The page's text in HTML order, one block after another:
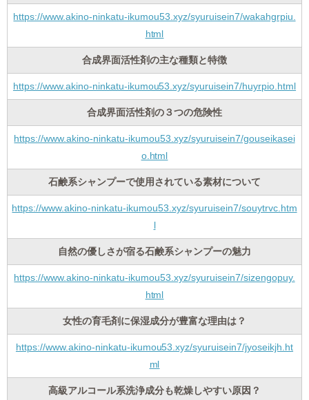
https://www.akino-ninkatu-ikumou53.xyz/syuruisein7/wakahgrpiu.
html
合成界面活性剤の主な種類と特徴
https://www.akino-ninkatu-ikumou53.xyz/syuruisein7/huyrpio.html
合成界面活性剤の３つの危険性
https://www.akino-ninkatu-ikumou53.xyz/syuruisein7/gouseikasei
o.html
石鹸系シャンプーで使用されている素材について
https://www.akino-ninkatu-ikumou53.xyz/syuruisein7/souytrvc.htm
l
自然の優しさが宿る石鹸系シャンプーの魅力
https://www.akino-ninkatu-ikumou53.xyz/syuruisein7/sizengopuy.
html
女性の育毛剤に保湿成分が豊富な理由は？
https://www.akino-ninkatu-ikumou53.xyz/syuruisein7/jyoseikjh.ht
ml
高級アルコール系洗浄成分も乾燥しやすい原因？